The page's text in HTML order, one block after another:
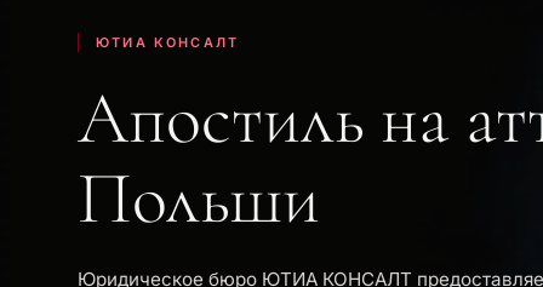
ЮТИА КОНСАЛТ
Апостиль на
Польши
Юридическое бюро ЮТИА КОНСАЛТ